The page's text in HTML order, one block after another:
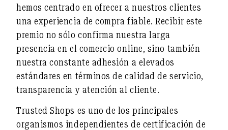
hemos centrado en ofrecer a nuestros clientes
una experiencia de compra fiable. Recibir este
premio no sólo confirma nuestra larga
presencia en el comercio online, sino también
nuestra constante adhesión a elevados
estándares en términos de calidad de servicio,
transparencia y atención al cliente.
Trusted Shops es uno de los principales
organismos independientes de certificación de